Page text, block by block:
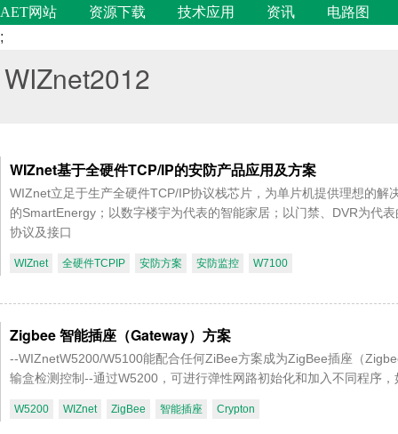
AET网站 资源下载 技术应用 资讯
电路图
;
WIZnet2012
WIZnet基于全硬件TCP/IP的安防产品应用及方案
WIZnet立足于生产全硬件TCP/IP协议栈芯片，为单片机提供理想的
的SmartEnergy；以数字楼宇为代表的智能家居；以门禁、DVR为代
协议及接口
WIZnet 全硬件TCPIP 安防方案 安防监控 W7100
Zigbee 智能插座（Gateway）方案
--WIZnetW5200/W5100能配合任何ZiBee方案成为ZigBee插座（
输盒检测控制--通过W5200，可进行弹性网路初始化和加入不同程序
W5200 WIZnet ZigBee 智能插座 Crypton